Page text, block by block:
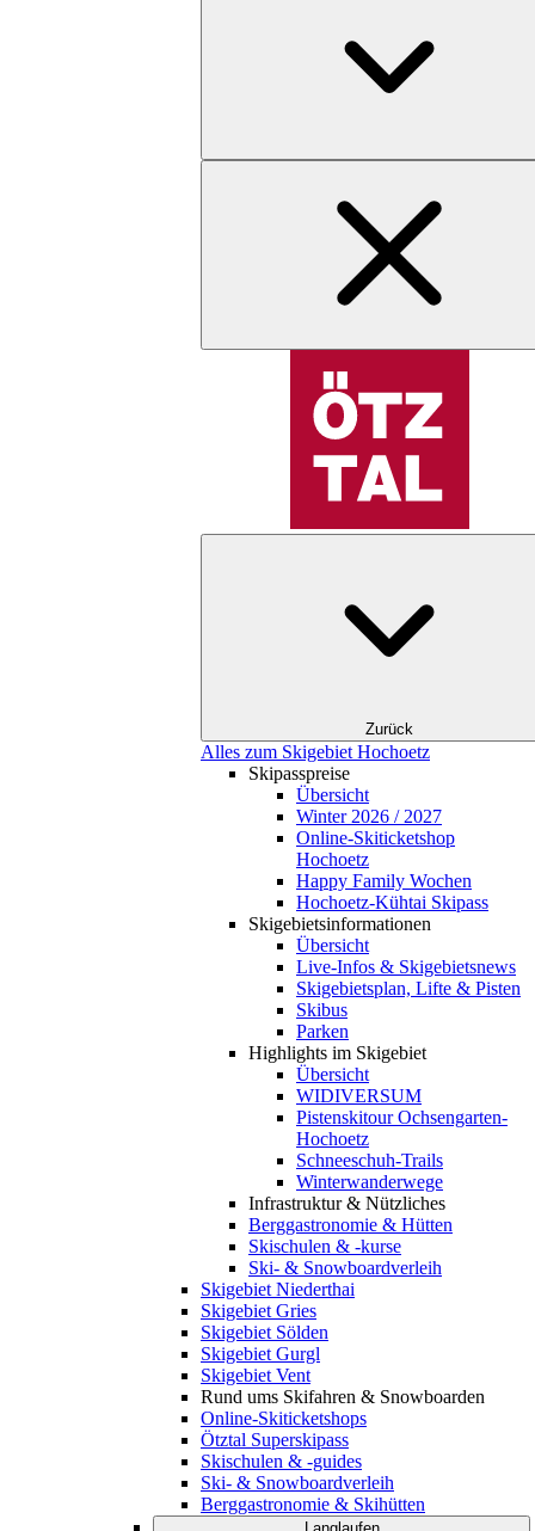
Zurück
Alles zum Skigebiet Hochoetz
Skipasspreise
Übersicht
Winter 2026 / 2027
Online-Skiticketshop
Hochoetz
Happy Family Wochen
Hochoetz-Kühtai Skipass
Skigebietsinformationen
Übersicht
Live-Infos & Skigebietsnews
Skigebietsplan, Lifte & Pisten
Skibus
Parken
Highlights im Skigebiet
Übersicht
WIDIVERSUM
Pistenskitour Ochsengarten-
Hochoetz
Schneeschuh-Trails
Winterwanderwege
Infrastruktur & Nützliches
Berggastronomie & Hütten
Skischulen & -kurse
Ski- & Snowboardverleih
Skigebiet Niederthai
Skigebiet Gries
Skigebiet Sölden
Skigebiet Gurgl
Skigebiet Vent
Rund ums Skifahren & Snowboarden
Online-Skiticketshops
Ötztal Superskipass
Skischulen & -guides
Ski- & Snowboardverleih
Berggastronomie & Skihütten